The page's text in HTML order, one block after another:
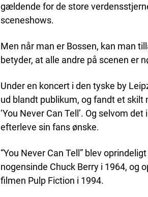
gældende for de store
sceneshows.
Men når man er Bossen, kan man
betyder, at alle andre på scenen er
Under en koncert i den tyske by
ud blandt publikum, og fandt et skilt
‘You Never Can Tell’. Og selvom
efterleve sin fans ønske.
“You Never Can Tell” blev
nogensinde Chuck Berry i 1964, og
filmen Pulp Fiction i 1994.